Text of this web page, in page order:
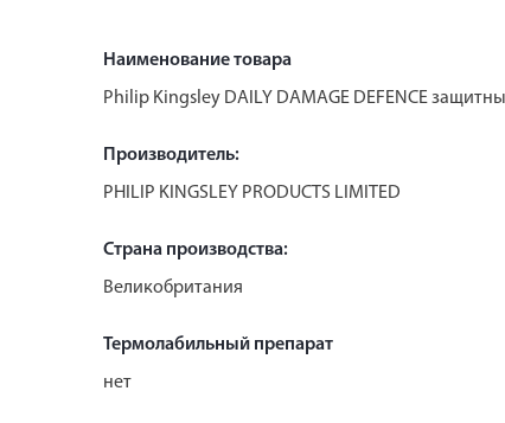
Наименование товара
Philip Kingsley DAILY DAMAGE DEFENCE
Производитель:
PHILIP KINGSLEY PRODUCTS LIMITED
Страна производства:
Великобритания
Термолабильный препарат
нет